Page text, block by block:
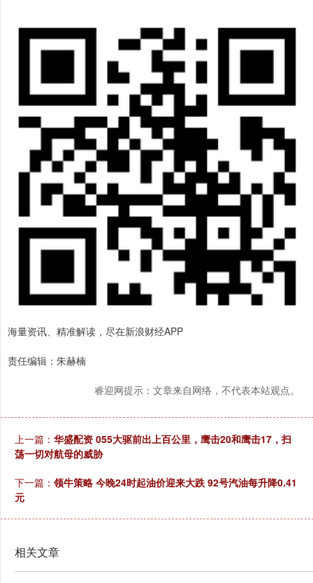
海量资讯、精准解读，尽在新浪财经APP
责任编辑：朱赫楠
睿迎网提示：文章来自网络，不代表本站观点。
上一篇： 华盛配资 055大驱前出上百公里，鹰击20和鹰击17，扫
荡一切对航母的威胁
下一篇： 领牛策略 今晚24时起油价迎来大跌 92号汽油每升降0.41
元
相关文章